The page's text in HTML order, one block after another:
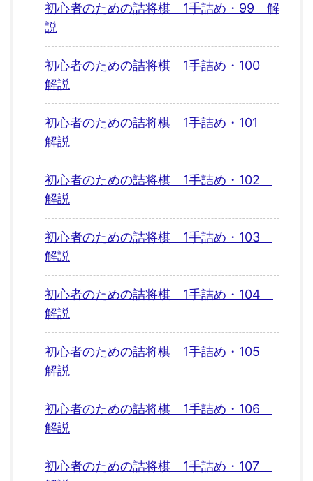
初心者のための詰将棋 1手詰め・99 解
説
初心者のための詰将棋 1手詰め・100
解説
初心者のための詰将棋 1手詰め・101
解説
初心者のための詰将棋 1手詰め・102
解説
初心者のための詰将棋 1手詰め・103
解説
初心者のための詰将棋 1手詰め・104
解説
初心者のための詰将棋 1手詰め・105
解説
初心者のための詰将棋 1手詰め・106
解説
初心者のための詰将棋 1手詰め・107